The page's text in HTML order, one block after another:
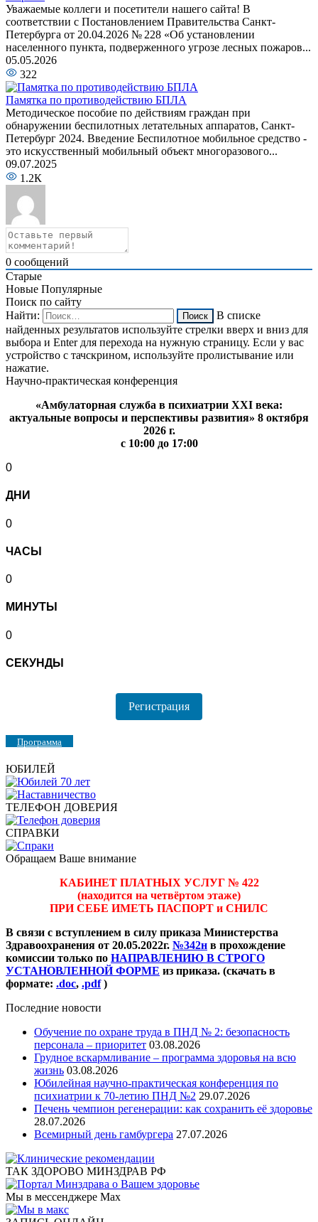
Уважаемые коллеги и посетители нашего сайта! В
соответствии с Постановлением Правительства Санкт-
Петербурга от 20.04.2026 № 228 «Об установлении
населенного пункта, подверженного угрозе лесных пожаров...
05.05.2026
322
Памятка по противодействию БПЛА
Методическое пособие по действиям граждан при
обнаружении беспилотных летательных аппаратов, Санкт-
Петербург 2024. Введение Беспилотное мобильное средство -
это искусственный мобильный объект многоразового...
09.07.2025
1.2К
0 сообщений
Старые
Новые Популярные
Поиск по сайту
Найти:
В списке
найденных результатов используйте стрелки вверх и вниз для
выбора и Enter для перехода на нужную страницу. Если у вас
устройство с тачскрином, используйте пролистывание или
нажатие.
Научно-практическая конференция
«Амбулаторная служба в психиатрии XXI века:
актуальные вопросы и перспективы развития» 8 октября
2026 г.
с 10:00 до 17:00
0
ДНИ
0
ЧАСЫ
0
МИНУТЫ
0
СЕКУНДЫ
Регистрация
Программа
ЮБИЛЕЙ
ТЕЛЕФОН ДОВЕРИЯ
СПРАВКИ
Обращаем Ваше внимание
КАБИНЕТ ПЛАТНЫХ УСЛУГ № 422
(находится на четвёртом этаже)
ПРИ СЕБЕ ИМЕТЬ ПАСПОРТ и СНИЛС
В связи с вступлением в силу приказа Министерства
Здравоохранения от 20.05.2022г. №342н в прохождение
комиссии только по НАПРАВЛЕНИЮ В СТРОГО
УСТАНОВЛЕННОЙ ФОРМЕ из приказа. (скачать в
формате: .doc, .pdf)
Последние новости
Обучение по охране труда в ПНД № 2: безопасность
персонала – приоритет 03.08.2026
Грудное вскармливание – программа здоровья на всю
жизнь 03.08.2026
Юбилейная научно-практическая конференция по
психиатрии к 70-летию ПНД №2 29.07.2026
Печень чемпион регенерации: как сохранить её здоровье
28.07.2026
Всемирный день гамбургера 27.07.2026
ТАК ЗДОРОВО МИНЗДРАВ РФ
Мы в мессенджере Max